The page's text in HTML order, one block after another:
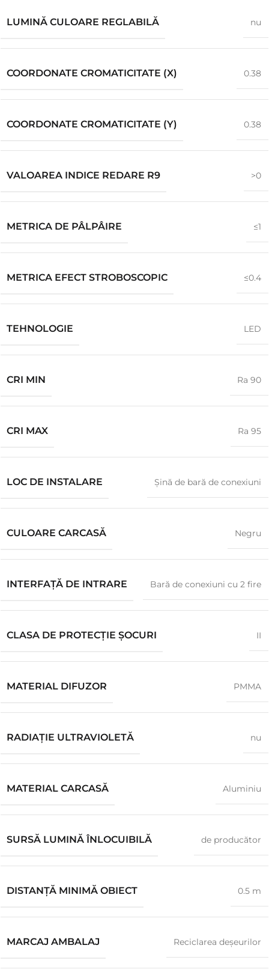
LUMINĂ CULOARE REGLABILĂ nu
COORDONATE CROMATICITATE (X) 0.38
COORDONATE CROMATICITATE (Y) 0.38
VALOAREA INDICE REDARE R9 >0
METRICA DE PÂLPÂIRE ≤1
METRICA EFECT STROBOSCOPIC ≤0.4
TEHNOLOGIE LED
CRI MIN Ra 90
CRI MAX Ra 95
LOC DE INSTALARE Șină de bară de conexiuni
CULOARE CARCASĂ Negru
INTERFAȚĂ DE INTRARE Bară de conexiuni cu 2 fire
CLASA DE PROTECȚIE ȘOCURI II
MATERIAL DIFUZOR PMMA
RADIAȚIE ULTRAVIOLETĂ nu
MATERIAL CARCASĂ Aluminiu
SURSĂ LUMINĂ ÎNLOCUIBILĂ de producător
DISTANȚĂ MINIMĂ OBIECT 0.5 m
MARCAJ AMBALAJ Reciclarea deșeurilor